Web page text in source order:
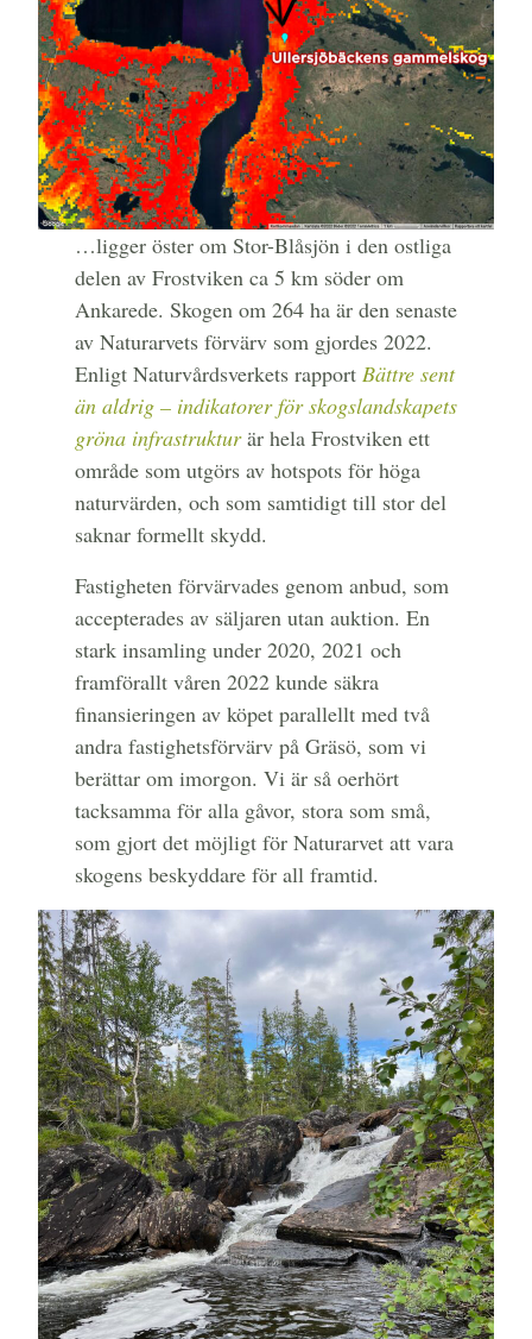
…ligger öster om Stor-Blåsjön i den ostliga
delen av Frostviken ca 5 km söder om
Ankarede. Skogen om 264 ha är den senaste
av Naturarvets förvärv som gjordes 2022.
Enligt Naturvårdsverkets rapport Bättre sent
än aldrig – indikatorer för skogslandskapets
gröna infrastrukturär hela Frostviken ett
område som utgörs av hotspots för höga
naturvärden, och som samtidigt till stor del
saknar formellt skydd.
Fastigheten förvärvades genom anbud, som
accepterades av säljaren utan auktion. En
stark insamling under 2020, 2021 och
framförallt våren 2022 kunde säkra
finansieringen av köpet parallellt med två
andra fastighetsförvärv på Gräsö, som vi
berättar om imorgon. Vi är så oerhört
tacksamma för alla gåvor, stora som små,
som gjort det möjligt för Naturarvet att vara
skogens beskyddare för all framtid.